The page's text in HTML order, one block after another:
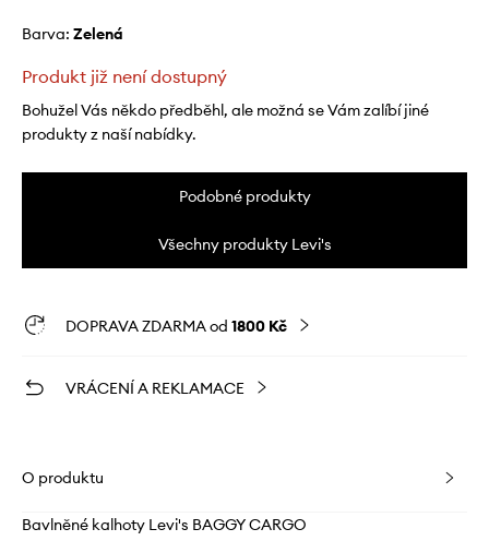
Barva: zelená
Produkt již není dostupný
Bohužel Vás někdo předběhl, ale možná se Vám zalíbí jiné
produkty z naší nabídky.
Podobné produkty
Všechny produkty Levi's
DOPRAVA ZDARMA od 1800 Kč
VRÁCENÍ A REKLAMACE
O produktu
Bavlněné kalhoty Levi's BAGGY CARGO